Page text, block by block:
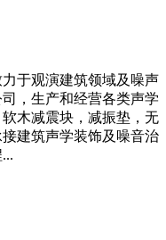
于观演建筑领域及噪声
，生产和经营各类声学
木减震块，减振垫，无
建筑声学装饰及噪音治